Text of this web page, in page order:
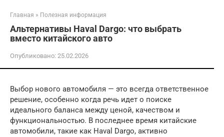
Главная » Полезная информация
Альтернативы Haval Dargo: что выбрать
вместо китайского авто
Опубликовано: 25.02.2026
Выбор нового автомобиля — это всегда ответственное
решение, особенно когда речь идет о поиске
идеального баланса между ценой, качеством и
функциональностью. В последнее время китайские
автомобили, такие как Haval Dargo, активно